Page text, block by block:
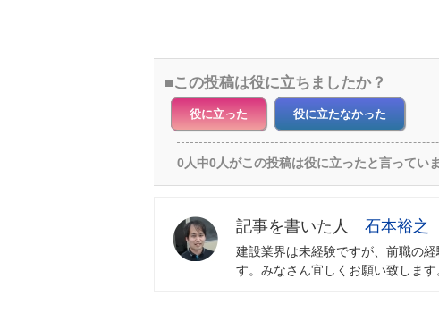
この投稿は役に立ちましたか？
役に立った 役に立たなかった
0人中0人がこの投稿は役に立ったと言っていま
石本裕之
建設業界は未経験ですが、前職の
す。みなさん宜しくお願い致します